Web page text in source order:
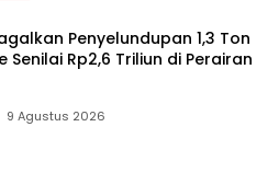
Penyelundupan 1,3 Ton
Senilai Rp2,6 Triliun di Perairan
9 Agustus 2026